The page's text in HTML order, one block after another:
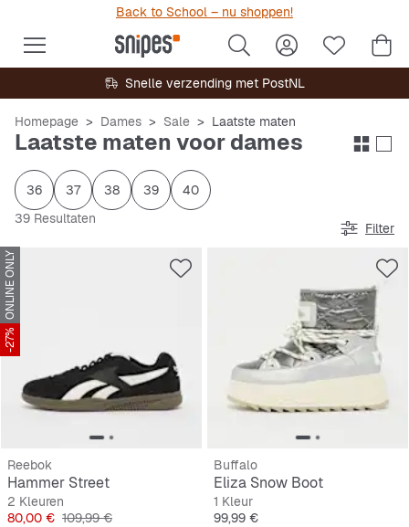
Back to School – nu shoppen!
Snelle verzending met PostNL
Homepage Dames Sale Laatste maten
Laatste maten voor dames
36 37 38 39
40
39 Resultaten
Filter
ONLINE ONLY
-27%
Reebok
Hammer Street
2 Kleuren
Prijs
80,00 € Originele Prijs
109,99 €
Buffalo
Eliza Snow Boot
1 Kleur
Prijs
99,99 €